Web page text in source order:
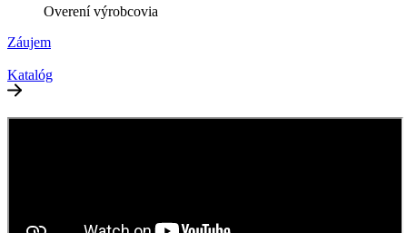
Overení výrobcovia
Záujem
Katalóg